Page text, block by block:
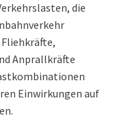
die
Anprallkräfte
Einwirkungen auf